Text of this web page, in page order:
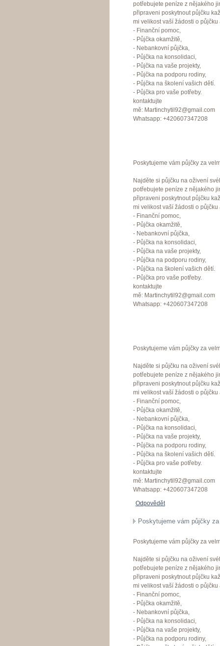
potřebujete peníze z nějakého
připraveni poskytnout půjčku
mi velikost vaší žádosti o
- Finanční pomoc,
- Půjčka okamžitě,
- Nebankovní půjčka,
- Půjčka na konsolidaci,
- Půjčka na vaše projekty,
- Půjčka na podporu rodiny,
- Půjčka na školení vašich dětí.
- Půjčka pro vaše potřeby.
kontaktujte
mě: Martinchytil92@gmail.com
Whatsapp: +420607347208
Poskytujeme vám půjčky za
Najděte si půjčku na oživení
potřebujete peníze z nějakého
připraveni poskytnout půjčku
mi velikost vaší žádosti o
- Finanční pomoc,
- Půjčka okamžitě,
- Nebankovní půjčka,
- Půjčka na konsolidaci,
- Půjčka na vaše projekty,
- Půjčka na podporu rodiny,
- Půjčka na školení vašich dětí.
- Půjčka pro vaše potřeby.
kontaktujte
mě: Martinchytil92@gmail.com
Whatsapp: +420607347208
Poskytujeme vám půjčky za
Najděte si půjčku na oživení
potřebujete peníze z nějakého
připraveni poskytnout půjčku
mi velikost vaší žádosti o
- Finanční pomoc,
- Půjčka okamžitě,
- Nebankovní půjčka,
- Půjčka na konsolidaci,
- Půjčka na vaše projekty,
- Půjčka na podporu rodiny,
- Půjčka na školení vašich dětí.
- Půjčka pro vaše potřeby.
kontaktujte
mě: Martinchytil92@gmail.com
Whatsapp: +420607347208
Odpovědět
Poskytujeme vám půjčky
Poskytujeme vám půjčky za
Najděte si půjčku na oživení
potřebujete peníze z nějakého
připraveni poskytnout půjčku
mi velikost vaší žádosti o
- Finanční pomoc,
- Půjčka okamžitě,
- Nebankovní půjčka,
- Půjčka na konsolidaci,
- Půjčka na vaše projekty,
- Půjčka na podporu rodiny,